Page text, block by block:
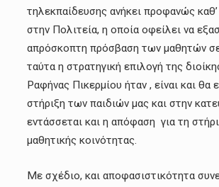
τηλεκπαίδευσης ανήκει προφανώς
στην Πολιτεία, η οποία οφείλει να
απρόσκοπτη πρόσβαση των μαθητών
ταύτα η στρατηγική επιλογή της
Ραφήνας Πικερμίου ήταν , είναι και θα
στήριξη των παιδιών μας και στην
εντάσσεται και η απόφαση για τη
μαθητικής κοινότητας.
Με σχέδιο, και αποφασιστικότητα